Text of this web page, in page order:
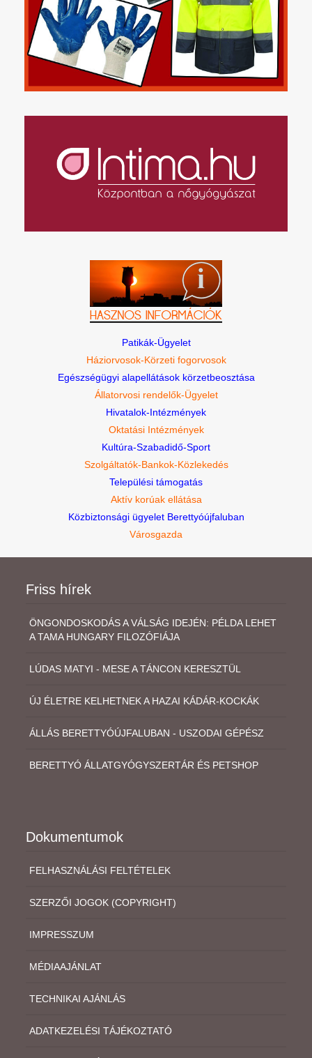
Patikák-Ügyelet
Háziorvosok-Körzeti fogorvosok
Egészségügyi alapellátások körzetbeosztása
Állatorvosi rendelők-Ügyelet
Hivatalok-Intézmények
Oktatási Intézmények
Kultúra-Szabadidő-Sport
Szolgáltatók-Bankok-Közlekedés
Települési támogatás
Aktív korúak ellátása
Közbiztonsági ügyelet Berettyóújfaluban
Városgazda
Friss hírek
ÖNGONDOSKODÁS A VÁLSÁG IDEJÉN: PÉLDA LEHET
A TAMA HUNGARY FILOZÓFIÁJA
LÚDAS MATYI - MESE A TÁNCON KERESZTÜL
ÚJ ÉLETRE KELHETNEK A HAZAI KÁDÁR-KOCKÁK
ÁLLÁS BERETTYÓÚJFALUBAN - USZODAI GÉPÉSZ
BERETTYÓ ÁLLATGYÓGYSZERTÁR ÉS PETSHOP
Dokumentumok
FELHASZNÁLÁSI FELTÉTELEK
SZERZŐI JOGOK (COPYRIGHT)
IMPRESSZUM
MÉDIAAJÁNLAT
TECHNIKAI AJÁNLÁS
ADATKEZELÉSI TÁJÉKOZTATÓ